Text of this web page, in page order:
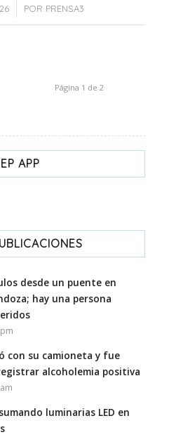
POR PRENSA3
Página 1 de 2
APP
desde un puente en
hay una persona
con su camioneta y fue
alcoholemia positiva
luminarias LED en